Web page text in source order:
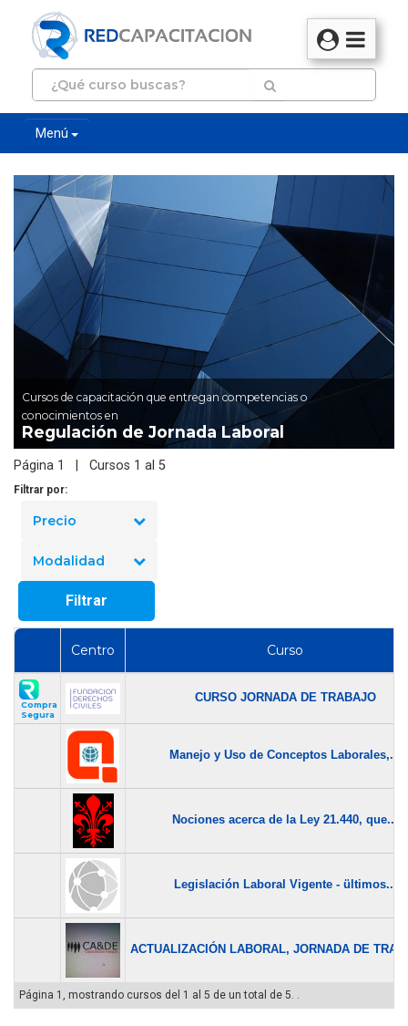
Menú
Cursos de capacitación que entregan competencias o
conocimientos en
Regulación de Jornada Laboral
Página 1 | Cursos 1 al 5
Filtrar por:
Precio
Modalidad
Filtrar
Centro Curso
Compra
Segura
CURSO JORNADA DE TRABAJO
Manejo y Uso de Conceptos Laborales,...
Nociones acerca de la Ley 21.440, que...
Legislación Laboral Vigente - ültimos...
ACTUALIZACIÓN LABORAL, JORNADA DE
Página 1, mostrando cursos del 1 al 5 de un total de 5. .